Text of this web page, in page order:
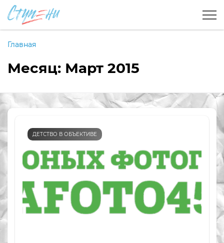
Главная
Месяц: Март 2015
ДЕТСТВО В ОБЪЕКТИВЕ